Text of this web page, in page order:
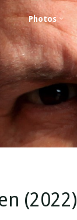
Photos
(2022)